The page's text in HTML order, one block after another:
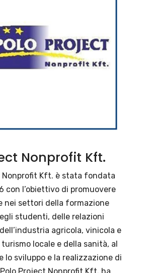
Nonprofit Kft.
Nonprofit Kft. è stata fondata
con l’obiettivo di promuovere
nei settori della formazione
studenti, delle relazioni
agricola, vinicola e
locale e della sanità, al
lo sviluppo e la realizzazione di